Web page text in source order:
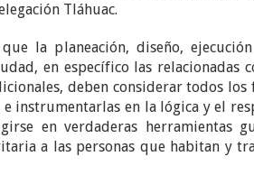
Tláhuac.
la planeación, diseño,
en específico las relacionadas
deben considerar todos los
instrumentarlas en la lógica y el
en verdaderas herramientas
a las personas que habitan y